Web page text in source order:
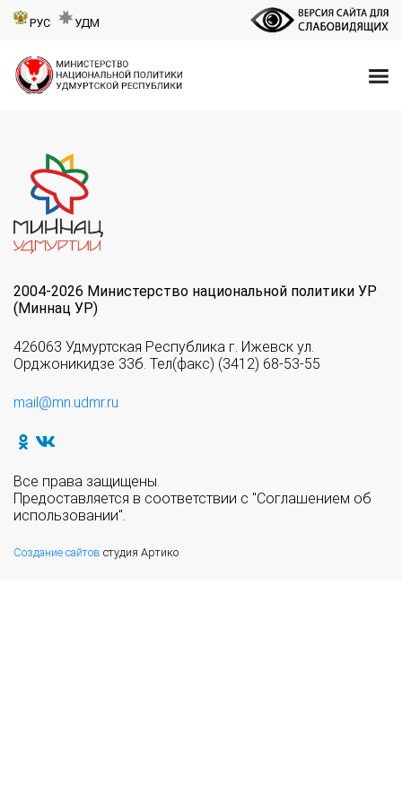
РУС УДМ
2004-2026 Министерство национальной политики УР
(Миннац УР)
426063 Удмуртская Республика г. Ижевск ул.
Орджоникидзе 33б. Тел(факс) (3412) 68-53-55
mail@mn.udmr.ru
Все права защищены.
Предоставляется в соответствии с "Соглашением об
использовании".
Создание сайтов студия Артико